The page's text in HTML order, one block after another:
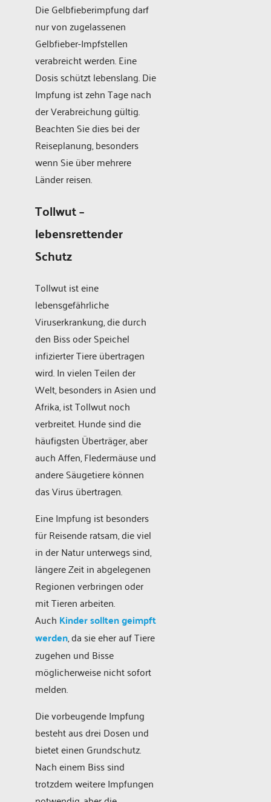
Die Gelbfieberimpfung darf
nur von zugelassenen
Gelbfieber-Impfstellen
verabreicht werden. Eine
Dosis schützt lebenslang. Die
Impfung ist zehn Tage nach
der Verabreichung gültig.
Beachten Sie dies bei der
Reiseplanung, besonders
wenn Sie über mehrere
Länder reisen.
Tollwut –
lebensrettender
Schutz
Tollwut ist eine
lebensgefährliche
Viruserkrankung, die durch
den Biss oder Speichel
infizierter Tiere übertragen
wird. In vielen Teilen der
Welt, besonders in Asien und
Afrika, ist Tollwut noch
verbreitet. Hunde sind die
häufigsten Überträger, aber
auch Affen, Fledermäuse und
andere Säugetiere können
das Virus übertragen.
Eine Impfung ist besonders
für Reisende ratsam, die viel
in der Natur unterwegs sind,
längere Zeit in abgelegenen
Regionen verbringen oder
mit Tieren arbeiten.
Auch Kinder sollten geimpft
werden, da sie eher auf Tiere
zugehen und Bisse
möglicherweise nicht sofort
melden.
Die vorbeugende Impfung
besteht aus drei Dosen und
bietet einen Grundschutz.
Nach einem Biss sind
trotzdem weitere Impfungen